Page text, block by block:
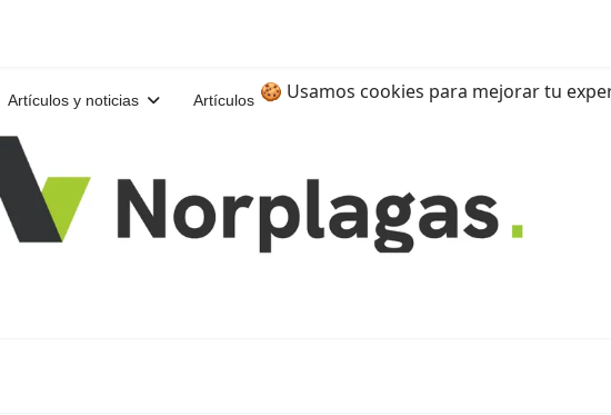
Artículos y noticias Artículos 🍪 Usamos cookies para mejorar tu